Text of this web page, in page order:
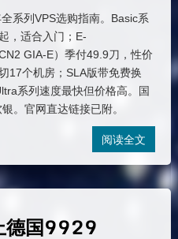
系列VPS选购指南。Basic系
，适合入门；E-
GIA-E）季付49.9刀，性价
17个机房；SLA版带免费换
系列速度最快但价格高。国
。官网直达链接已附。
阅读全文
德国9929